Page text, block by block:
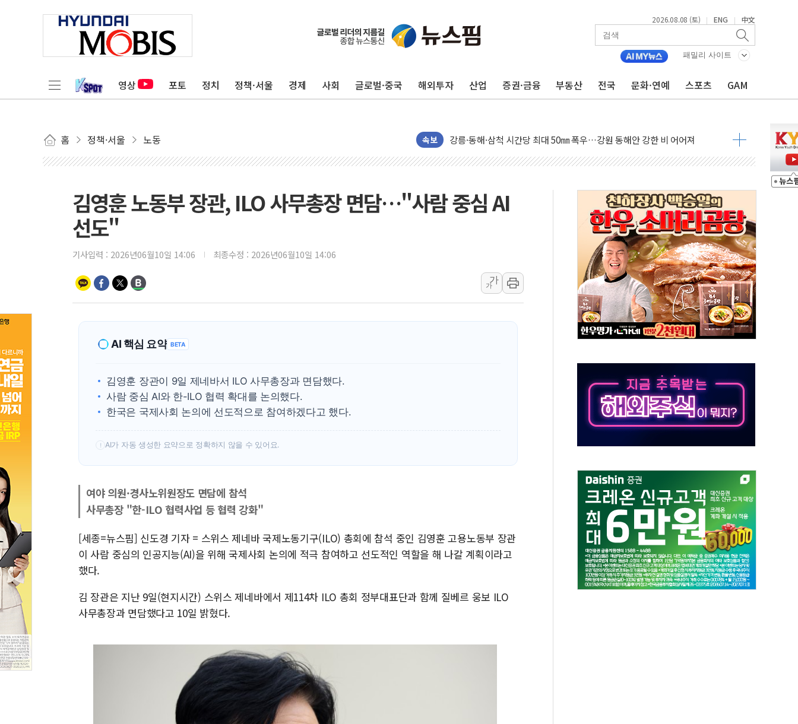
2026.08.08 (토) | ENG | 中文
패밀리 사이트
영상 포토 정치 정책·서울 경제 사회 글로벌·중국 해외투자 산업 증권·금융 부동산 전국 문화·연예 스포츠 GAM
홈 정책·서울 노동 속보
이번주 국내 주요 금융일정(8.10~8.14)
美, 이란전 출구전략 만지작…공습 한계·탄약 부족 현실화
폐기물 수거하다 참변…60대 환경미화원 수거차에 치여 사망
서울 중랑구 주택가서 흉기 난동…60대 남성 2명 숨져
여수 오동도 인근 해상서 모터보트 전복…1명 사망·1명 실종
추미애, '위안부' 피해자 기림의 날 참석..."국제적 시민 연대로 목소리 내야"
인천 선재도 갯벌서 해루질 중 실종 60대 나흘만에 숨진 채 발견
인천서 말다툼 중 어머니 흉기 살해 10대 아들 체포
'화합' 꺼낸 김민석에 '뻔뻔' 받아친 정청래…제주 연설서 신경전 고조
李대통령, ISA 개편 재검토 지시…與 "적극 환영"·野 "졸속 국정"
동해중부 전 해상 풍랑주의보…10일까지 최대 3.5m 높은 물결
연일 폭염에 온열질환 사망 23명…정부, 비상대응기구 가동
中 전방위 아파트 부양, 수도 베이징도 부동산 규제 철폐
강원 중·남부 동해안 시간당 50mm 이상 폭우…호우경보 발효
청양 밭에서 일하던 90대 숨져…온열질환 여부 조사
폭염에 車 운전면허 기능시험 오전 집중 편성…체감온도 38도 넘으면 중단
김영훈 노동부 장관, ILO 사무총장 면담…"사람 중심 AI
선도"
기사입력 : 2026년06월10일 14:06 최종수정 : 2026년06월10일 14:06
가
가
AI 핵심 요약 BETA
김영훈 장관이 9일 제네바서 ILO 사무총장과 면담했다.
사람 중심 AI와 한-ILO 협력 확대를 논의했다.
한국은 국제사회 논의에 선도적으로 참여하겠다고 했다.
! AI가 자동 생성한 요약으로 정확하지 않을 수 있어요.
여야 의원·경사노위원장도 면담에 참석
사무총장 "한-ILO 협력사업 등 협력 강화"
[세종=뉴스핌] 신도경 기자 = 스위스 제네바 국제노동기구(ILO) 총회에 참석 중인 김영훈 고용노동부 장관
이 사람 중심의 인공지능(AI)을 위해 국제사회 논의에 적극 참여하고 선도적인 역할을 해 나갈 계획이라고
했다.
김 장관은 지난 9일(현지시간) 스위스 제네바에서 제114차 ILO 총회 정부대표단과 함께 질베르 웅보 ILO
사무총장과 면담했다고 10일 밝혔다.